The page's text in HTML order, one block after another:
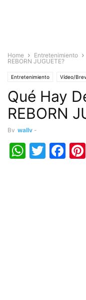
Home Entretenimiento
REBORN JUGUETE?
Entretenimiento Vídeo/
Qué Hay
REBORN
By wally -